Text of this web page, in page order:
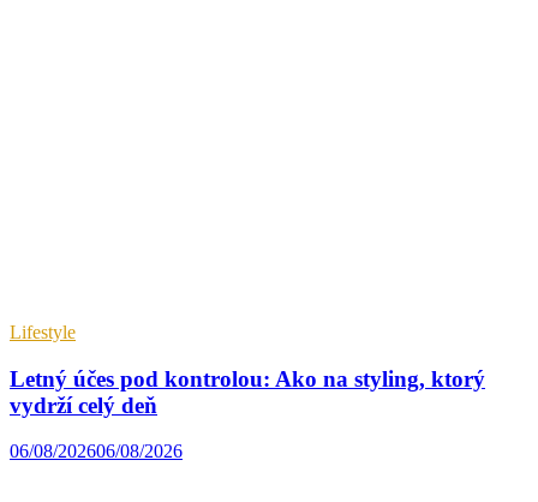
Lifestyle
Letný účes pod kontrolou: Ako na styling, ktorý
vydrží celý deň
06/08/202606/08/2026